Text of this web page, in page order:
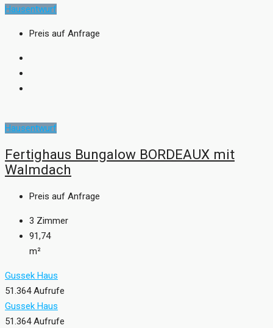
Hausentwurf
Preis auf Anfrage
Hausentwurf
Fertighaus Bungalow BORDEAUX mit
Walmdach
Preis auf Anfrage
3 Zimmer
91,74
m²
Gussek Haus
51.364 Aufrufe
Gussek Haus
51.364 Aufrufe